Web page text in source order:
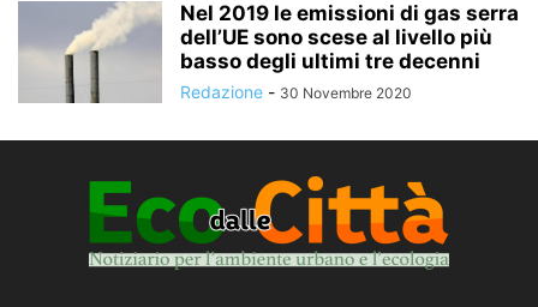
Nel 2019 le emissioni di gas serra
dell’UE sono scese al livello più
basso degli ultimi tre decenni
Redazione - 30 Novembre 2020